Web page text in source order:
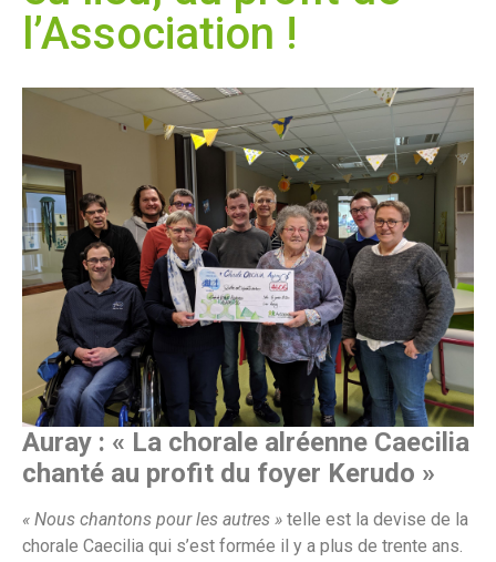
l’Association !
Auray : « La chorale alréenne Caecilia
chanté au profit du foyer Kerudo »
« Nous chantons pour les autres » telle est la devise de la
chorale Caecilia qui s’est formée il y a plus de trente ans.